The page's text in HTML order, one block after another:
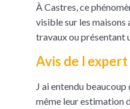
À Castres, ce
visible sur les maisons
travaux ou présentant
Avis de l
J ai entendu
même leur estimation